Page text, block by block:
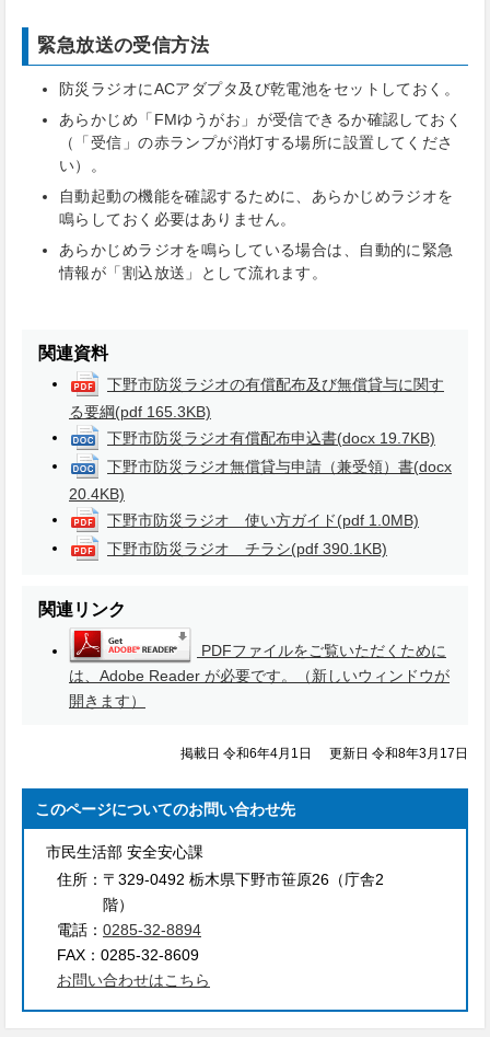
緊急放送の受信方法
防災ラジオにACアダプタ及び乾電池をセットしておく。
あらかじめ「FMゆうがお」が受信できるか確認しておく
（「受信」の赤ランプが消灯する場所に設置してくださ
い）。
自動起動の機能を確認するために、あらかじめラジオを
鳴らしておく必要はありません。
あらかじめラジオを鳴らしている場合は、自動的に緊急
情報が「割込放送」として流れます。
関連資料
下野市防災ラジオの有償配布及び無償貸与に関す
る要綱 (pdf 165.3KB)
下野市防災ラジオ有償配布申込書(docx 19.7KB)
下野市防災ラジオ無償貸与申請（兼受領）書(docx
20.4KB)
下野市防災ラジオ 使い方ガイド (pdf 1.0MB)
下野市防災ラジオ チラシ(pdf 390.1KB)
関連リンク
PDFファイルをご覧いただくために
は、Adobe Reader が必要です。（新しいウィンドウが
開きます）
掲載日 令和6年4月1日 更新日 令和8年3月17日
このページについてのお問い合わせ先
市民生活部 安全安心課
住所： 〒329-0492 栃木県下野市笹原26（庁舎2
階）
電話： 0285-32-8894
FAX： 0285-32-8609
お問い合わせはこちら